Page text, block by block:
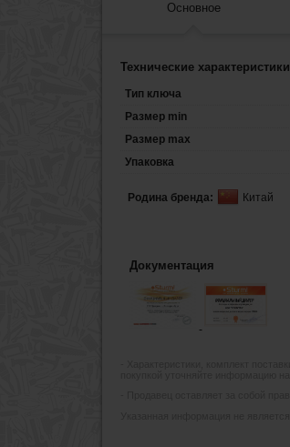
Основное
Технические характеристики
Тип ключа
Размер min
Размер max
Упаковка
Родина бренда: Китай
Документация